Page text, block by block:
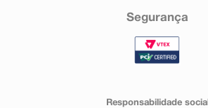
Segurança
Responsabilidade social